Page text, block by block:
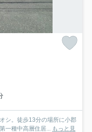
シ。徒歩13分の場所に小郡
一種中高層住居... もっと見